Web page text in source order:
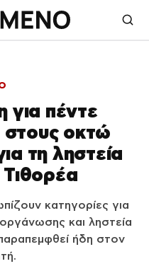
για πέντε
στους οκτώ
τη ληστεία
κατηγορίες για
και ληστεία
ήδη στον